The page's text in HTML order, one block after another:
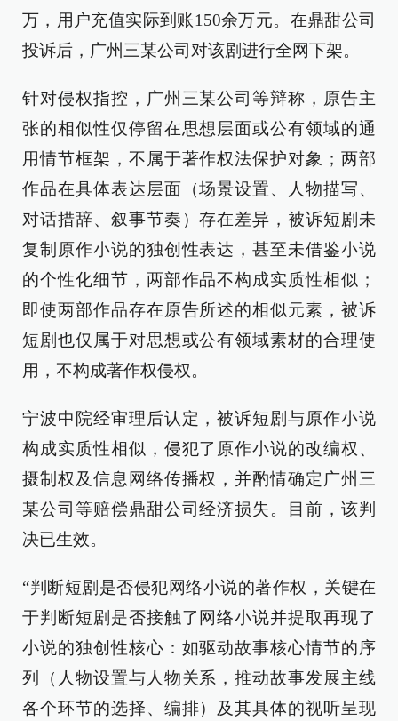
万，用户充值实际到账150余万元。在鼎甜公司
投诉后，广州三某公司对该剧进行全网下架。
针对侵权指控，广州三某公司等辩称，原告主
张的相似性仅停留在思想层面或公有领域的通
用情节框架，不属于著作权法保护对象；两部
作品在具体表达层面（场景设置、人物描写、
对话措辞、叙事节奏）存在差异，被诉短剧未
复制原作小说的独创性表达，甚至未借鉴小说
的个性化细节，两部作品不构成实质性相似；
即使两部作品存在原告所述的相似元素，被诉
短剧也仅属于对思想或公有领域素材的合理使
用，不构成著作权侵权。
宁波中院经审理后认定，被诉短剧与原作小说
构成实质性相似，侵犯了原作小说的改编权、
摄制权及信息网络传播权，并酌情确定广州三
某公司等赔偿鼎甜公司经济损失。目前，该判
决已生效。
“判断短剧是否侵犯网络小说的著作权，关键在
于判断短剧是否接触了网络小说并提取再现了
小说的独创性核心：如驱动故事核心情节的序
列（人物设置与人物关系，推动故事发展主线
各个环节的选择、编排）及其具体的视听呈现